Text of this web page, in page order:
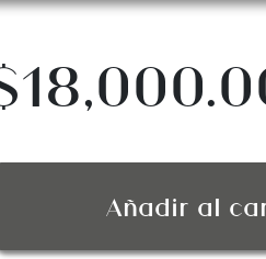
Añadir al